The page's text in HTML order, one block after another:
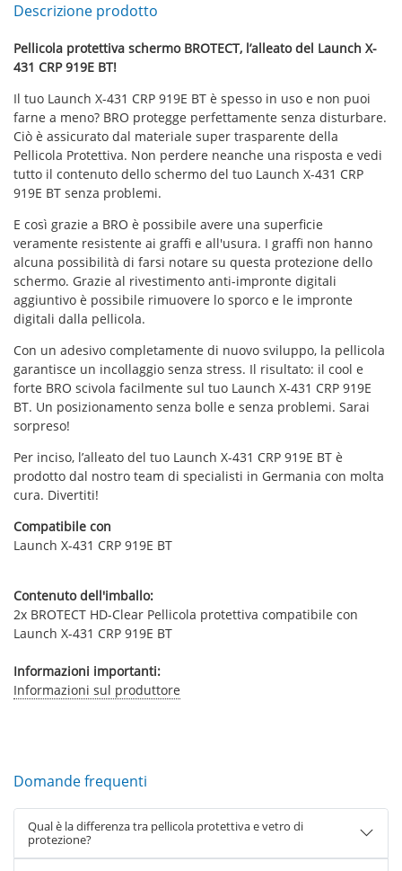
Descrizione prodotto
Pellicola protettiva schermo BROTECT, l’alleato del Launch X-
431 CRP 919E BT!
Il tuo Launch X-431 CRP 919E BT è spesso in uso e non puoi
farne a meno? BRO protegge perfettamente senza disturbare.
Ciò è assicurato dal materiale super trasparente della
Pellicola Protettiva. Non perdere neanche una risposta e vedi
tutto il contenuto dello schermo del tuo Launch X-431 CRP
919E BT senza problemi.
E così grazie a BRO è possibile avere una superficie
veramente resistente ai graffi e all'usura. I graffi non hanno
alcuna possibilità di farsi notare su questa protezione dello
schermo. Grazie al rivestimento anti-impronte digitali
aggiuntivo è possibile rimuovere lo sporco e le impronte
digitali dalla pellicola.
Con un adesivo completamente di nuovo sviluppo, la pellicola
garantisce un incollaggio senza stress. Il risultato: il cool e
forte BRO scivola facilmente sul tuo Launch X-431 CRP 919E
BT. Un posizionamento senza bolle e senza problemi. Sarai
sorpreso!
Per inciso, l’alleato del tuo Launch X-431 CRP 919E BT è
prodotto dal nostro team di specialisti in Germania con molta
cura. Divertiti!
Compatibile con
Launch X-431 CRP 919E BT
Contenuto dell'imballo:
2x BROTECT HD-Clear Pellicola protettiva compatibile con
Launch X-431 CRP 919E BT
Informazioni importanti:
Informazioni sul produttore
Domande frequenti
Qual è la differenza tra pellicola protettiva e vetro di
protezione?